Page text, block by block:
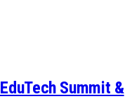
Summit &